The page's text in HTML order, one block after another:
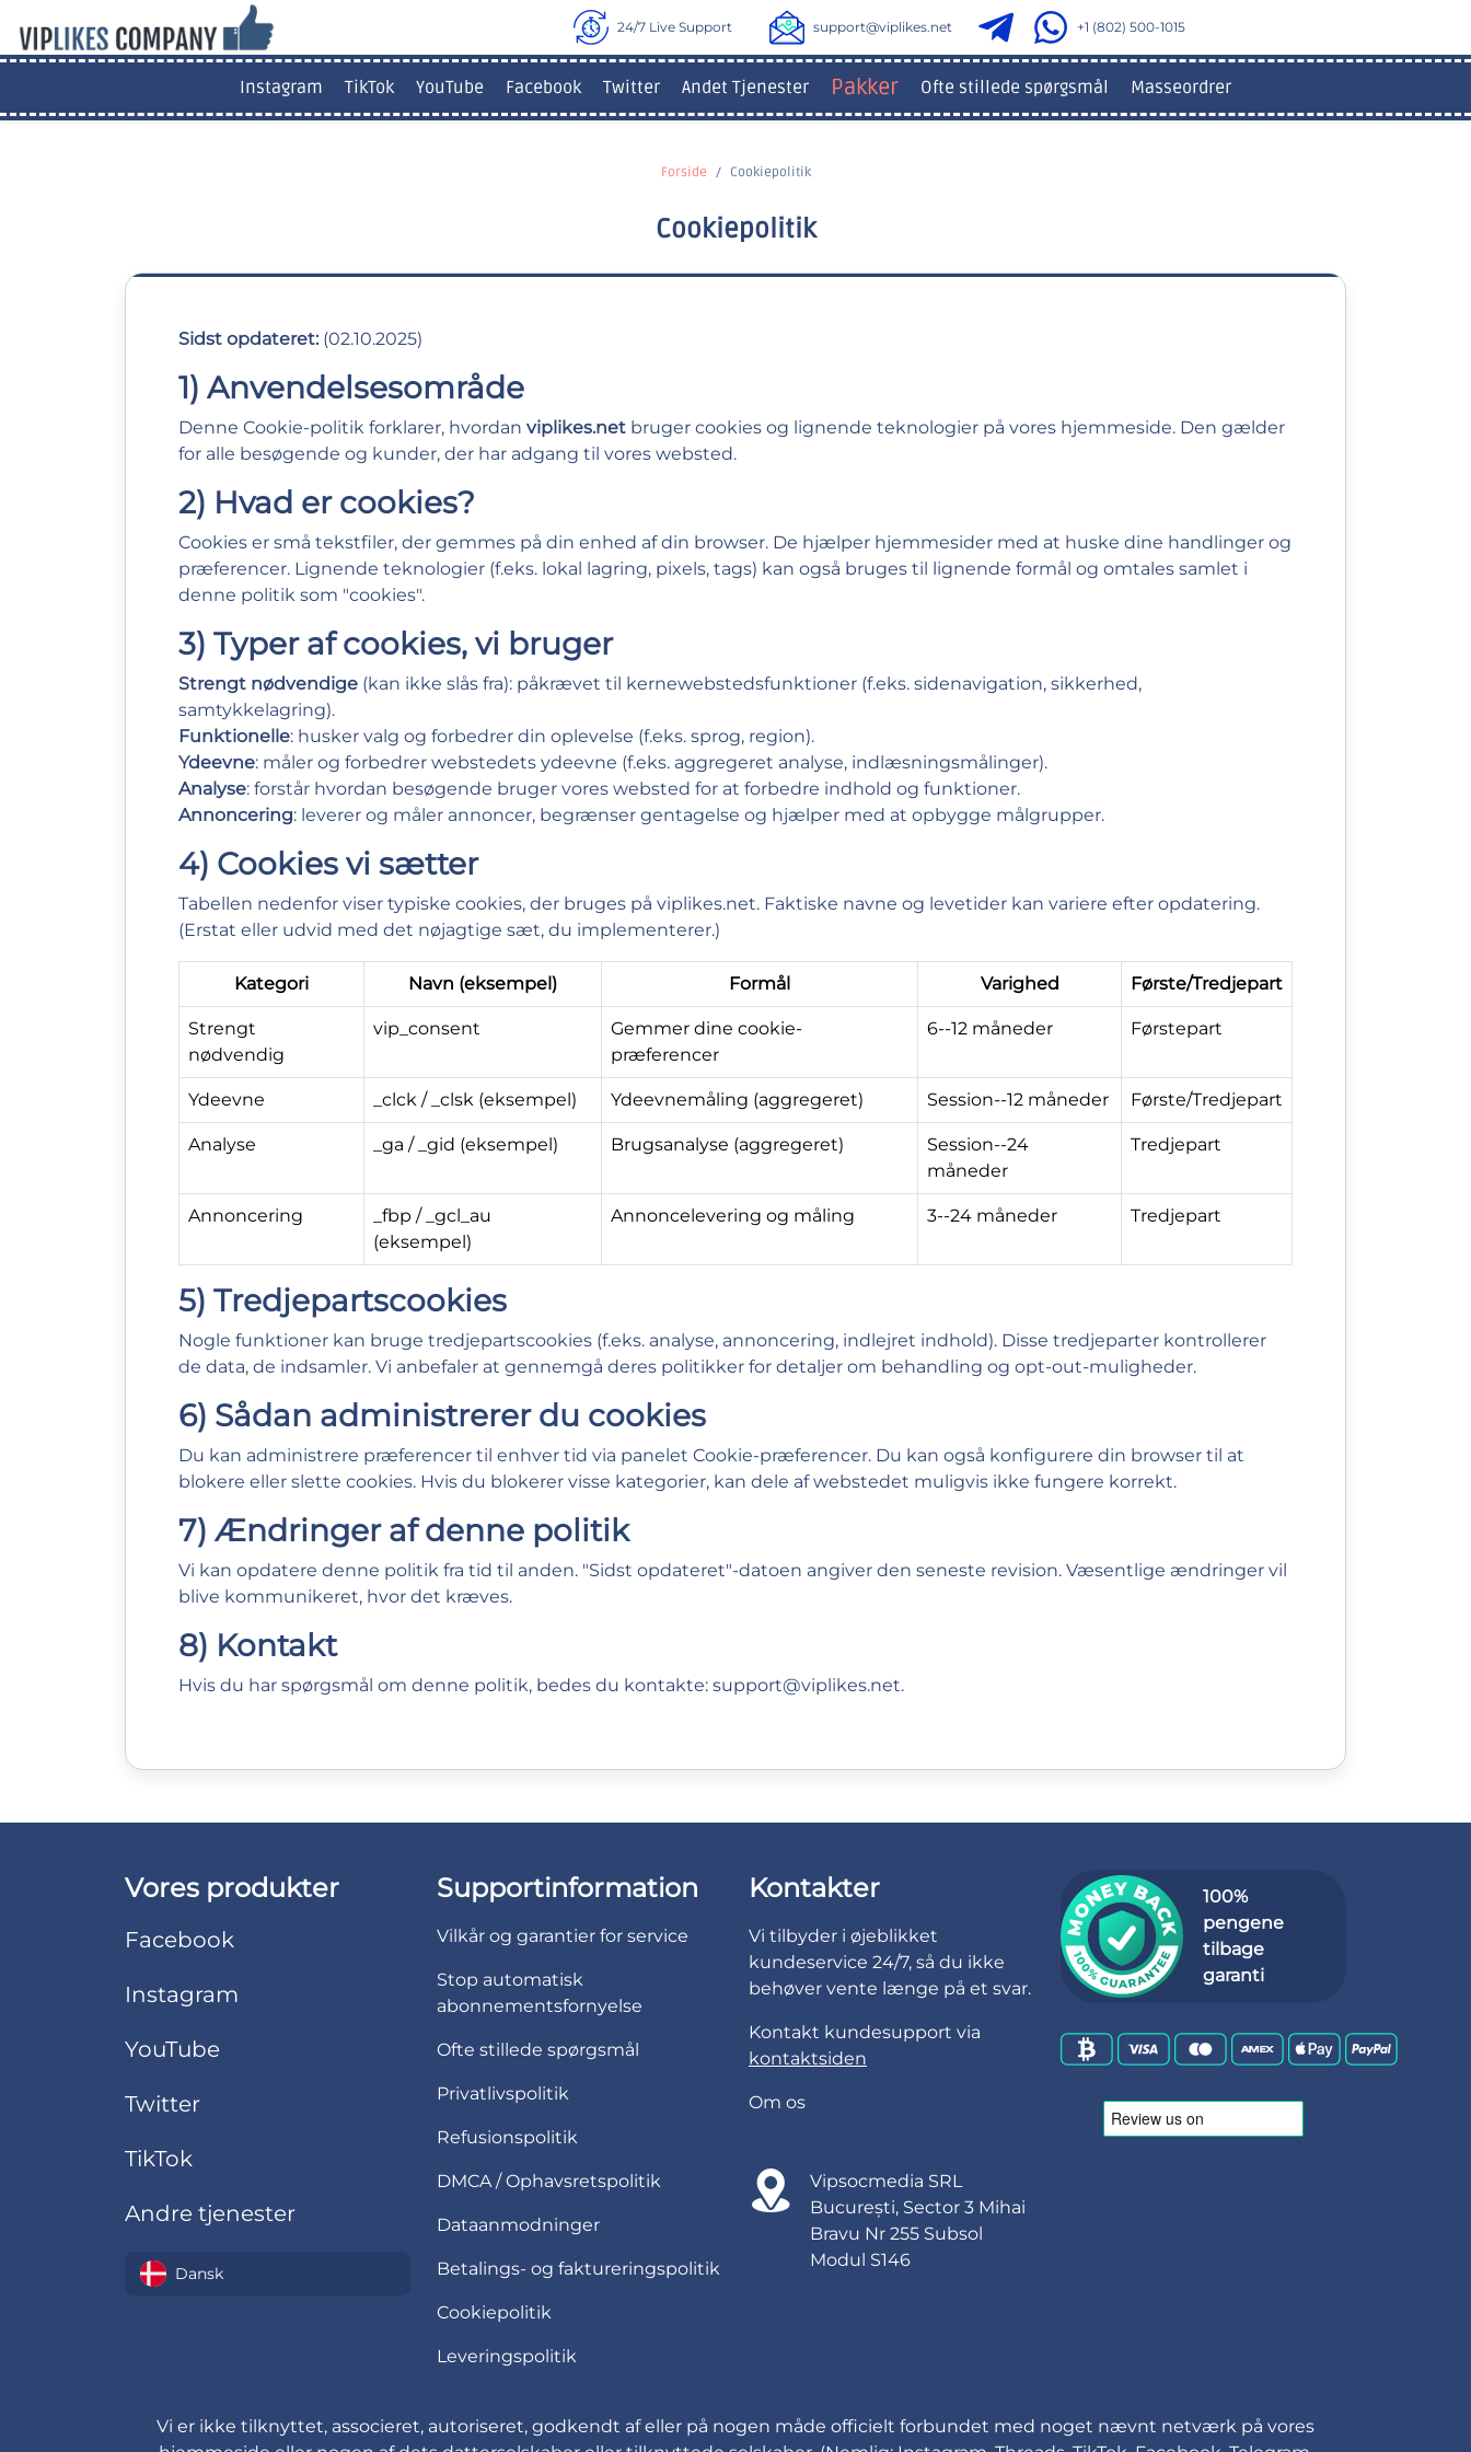
24/7 Live Support support@viplikes.net +1 (802) 500-1015
Instagram TikTok YouTube Facebook Twitter Andet Tjenester Pakker Ofte stillede spørgsmål Masseordrer
Forside Cookiepolitik
Cookiepolitik
Sidst opdateret: (02.10.2025)
1) Anvendelsesområde
Denne Cookie-politik forklarer, hvordan viplikes.net bruger cookies og lignende teknologier på vores hjemmeside. Den gælder
for alle besøgende og kunder, der har adgang til vores websted.
2) Hvad er cookies?
Cookies er små tekstfiler, der gemmes på din enhed af din browser. De hjælper hjemmesider med at huske dine handlinger og
præferencer. Lignende teknologier (f.eks. lokal lagring, pixels, tags) kan også bruges til lignende formål og omtales samlet i
denne politik som "cookies".
3) Typer af cookies, vi bruger
Strengt nødvendige (kan ikke slås fra): påkrævet til kernewebstedsfunktioner (f.eks. sidenavigation, sikkerhed,
samtykkelagring).
Funktionelle: husker valg og forbedrer din oplevelse (f.eks. sprog, region).
Ydeevne: måler og forbedrer webstedets ydeevne (f.eks. aggregeret analyse, indlæsningsmålinger).
Analyse: forstår hvordan besøgende bruger vores websted for at forbedre indhold og funktioner.
Annoncering: leverer og måler annoncer, begrænser gentagelse og hjælper med at opbygge målgrupper.
4) Cookies vi sætter
Tabellen nedenfor viser typiske cookies, der bruges på viplikes.net. Faktiske navne og levetider kan variere efter opdatering.
(Erstat eller udvid med det nøjagtige sæt, du implementerer.)
Kategori Navn (eksempel) Formål Varighed Første/Tredjepart
Strengt
nødvendig
vip_consent
Gemmer dine cookie-
præferencer
6--12 måneder Førstepart
Ydeevne _clck / _clsk (eksempel) Ydeevnemåling (aggregeret) Session--12 måneder Første/Tredjepart
Analyse _ga / _gid (eksempel) Brugsanalyse (aggregeret)
Session--24
måneder
Tredjepart
Annoncering
_fbp / _gcl_au
(eksempel)
Annoncelevering og måling 3--24 måneder Tredjepart
5) Tredjepartscookies
Nogle funktioner kan bruge tredjepartscookies (f.eks. analyse, annoncering, indlejret indhold). Disse tredjeparter kontrollerer
de data, de indsamler. Vi anbefaler at gennemgå deres politikker for detaljer om behandling og opt-out-muligheder.
6) Sådan administrerer du cookies
Du kan administrere præferencer til enhver tid via panelet Cookie-præferencer. Du kan også konfigurere din browser til at
blokere eller slette cookies. Hvis du blokerer visse kategorier, kan dele af webstedet muligvis ikke fungere korrekt.
7) Ændringer af denne politik
Vi kan opdatere denne politik fra tid til anden. "Sidst opdateret"-datoen angiver den seneste revision. Væsentlige ændringer vil
blive kommunikeret, hvor det kræves.
8) Kontakt
Hvis du har spørgsmål om denne politik, bedes du kontakte: support@viplikes.net.
Vores produkter
Facebook
Instagram
YouTube
Twitter
TikTok
Andre tjenester
Dansk
Supportinformation
Vilkår og garantier for service
Stop automatisk
abonnementsfornyelse
Ofte stillede spørgsmål
Privatlivspolitik
Refusionspolitik
DMCA / Ophavsretspolitik
Dataanmodninger
Betalings- og faktureringspolitik
Cookiepolitik
Leveringspolitik
Kontakter
Vi tilbyder i øjeblikket
kundeservice 24/7, så du ikke
behøver vente længe på et svar.
Kontakt kundesupport via
kontaktsiden
Om os
Vipsocmedia SRL
București, Sector 3 Mihai
Bravu Nr 255 Subsol
Modul S146
100%
pengene
tilbage
garanti
Vi er ikke tilknyttet, associeret, autoriseret, godkendt af eller på nogen måde officielt forbundet med noget nævnt netværk på vores